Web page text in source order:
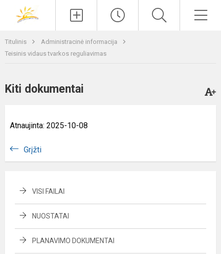
Titulinis
Administracinė informacija
Teisinis vidaus tvarkos reguliavimas
Kiti dokumentai
Atnaujinta: 2025-10-08
Grįžti
VISI FAILAI
NUOSTATAI
PLANAVIMO DOKUMENTAI